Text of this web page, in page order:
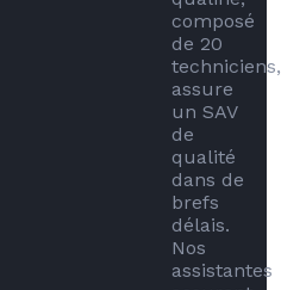
composé
de 20
techniciens,
assure
un SAV
de
qualité
dans de
brefs
délais.
Nos
assistantes